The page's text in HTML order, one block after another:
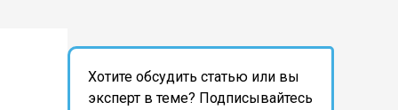
Хотите обсудить статью или вы
эксперт в теме? Подписывайтесь